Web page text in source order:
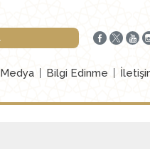
Medya Bilgi Edinme